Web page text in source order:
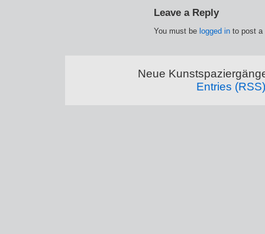
Leave a Reply
You must be logged in to post a
Neue
Entries (RSS)